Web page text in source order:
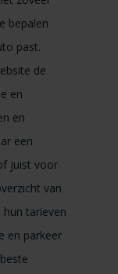
bepalen
past.
de
en
en
een
juist voor
van
hun tarieven
en parkeer